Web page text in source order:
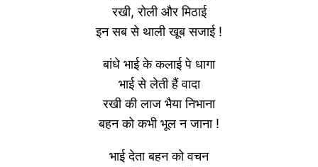
रखी, रोली और मिठाई
इन सब से थाली खूब सजाई !
बांधे भाई के कलाई पे धागा
भाई से लेती हैं वादा
रखी की लाज भैया निभाना
बहन को कभी भूल न जाना !
भाई देता बहन को वचन